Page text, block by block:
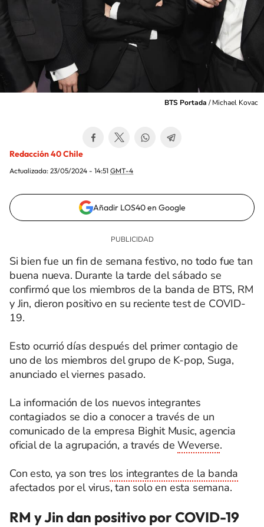
BTS Portada /Michael Kovac
Redacción 40 Chile
Actualizada: 23/05/2024 - 14:51 GMT-4
Añadir LOS40 en Google
Si bien fue un fin de semana festivo, no todo fue tan
buena nueva. Durante la tarde del sábado se
confirmó que los miembros de la banda de BTS, RM
y Jin, dieron positivo en su reciente test de COVID-
19.
Esto ocurrió días después del primer contagio de
uno de los miembros del grupo de K-pop, Suga,
anunciado el viernes pasado.
La información de los nuevos integrantes
contagiados se dio a conocer a través de un
comunicado de la empresa Bighit Music, agencia
oficial de la agrupación, a través deWeverse.
Con esto, ya son tres los integrantes de la banda
afectados por el virus, tan solo en esta semana.
RM y Jin dan positivo por COVID-19